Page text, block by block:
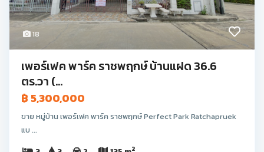
18
เพอร์เฟค พาร์ค ราชพฤกษ์ บ้านแฝด 36.6
ตร.วา (...
฿ 5,300,000
ขาย หมู่บ้าน เพอร์เฟค พาร์ค ราชพฤกษ์ Perfect Park Ratchapruek
แบ ...
2